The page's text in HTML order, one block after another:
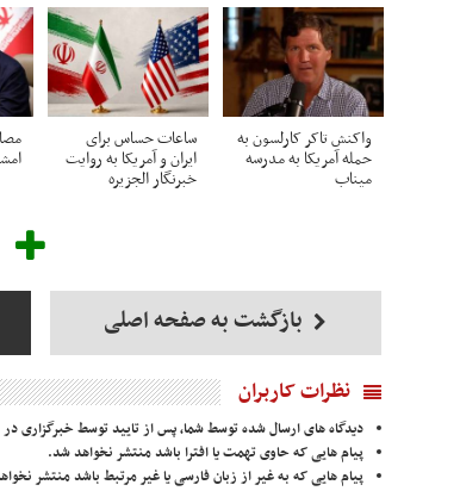
واکنش تاکر کارلسون به
حمله آمریکا به مدرسه
میناب
ساعات حساس برای
ایران و آمریکا به روایت
خبرنگار الجزیره
بازگشت به صفحه اصلی
نظرات کاربران
دیدگاه های ارسال شده توسط شما، پس از تایید توسط خبرگزاری
پیام هایی که حاوی تهمت یا افترا باشد منتشر نخواهد شد.
پیام هایی که به غیر از زبان فارسی یا غیر مرتبط باشد منتشر